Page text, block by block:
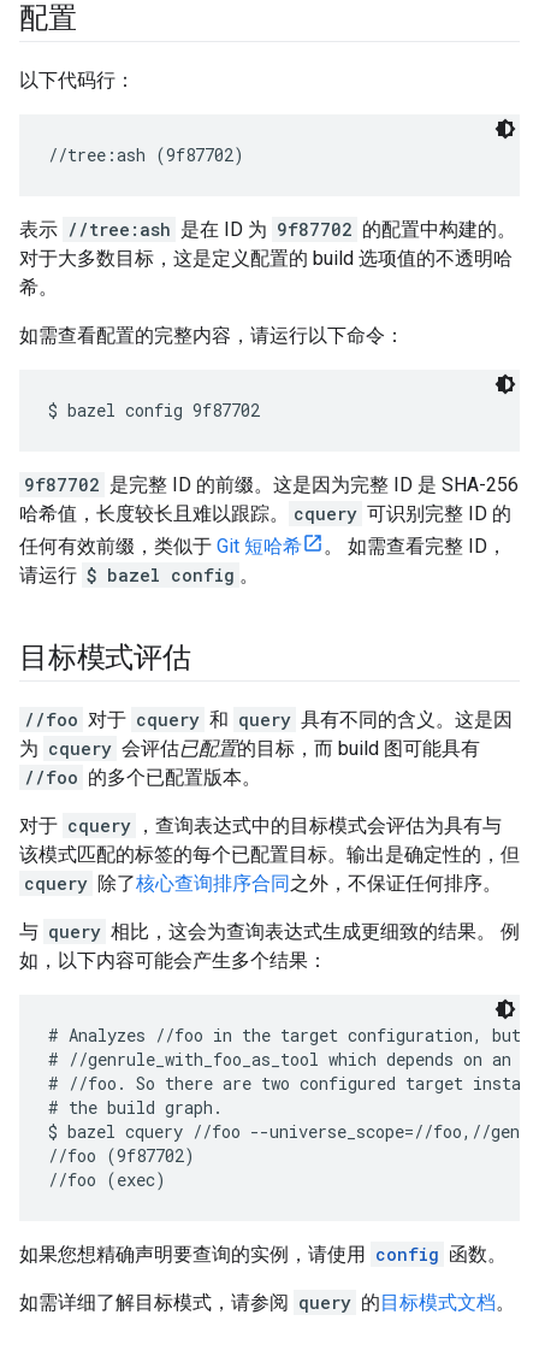
配置
以下代码行：
表示 //tree:ash 是在 ID 为 9f87702 的配置中构建的。
对于大多数目标，这是定义配置的 build 选项值的不透明哈
希。
如需查看配置的完整内容，请运行以下命令：
9f87702 是完整 ID 的前缀。这是因为完整 ID 是 SHA-256
哈希值，长度较长且难以跟踪。
cquery 可识别完整 ID 的
任何有效前缀，类似于 Git 短哈希
。 如需查看完整 ID，
请运行 $ bazel config 。
目标模式评估
//foo 对于 cquery 和 query 具有不同的含义。这是因
为 cquery 会评估已配置的目标，而 build 图可能具有
//foo 的多个已配置版本。
对于 cquery ，查询表达式中的目标模式会评估为具有与
该模式匹配的标签的每个已配置目标。输出是确定性的，但
cquery 除了核心查询排序合同之外，不保证任何排序。
与 query 相比，这会为查询表达式生成更细致的结果。 例
如，以下内容可能会产生多个结果：
# Analyzes //foo in the target configuration, but
# //genrule_with_foo_as_tool which depends on an
# //foo. So there are two configured target
# the build graph.
$ bazel cquery //foo --universe_scope=//foo,//
//foo (9f87702)
如果您想精确声明要查询的实例，请使用 config 函数。
如需详细了解目标模式，请参阅 query 的目标模式文档。